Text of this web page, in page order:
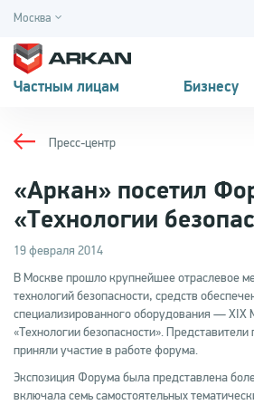
Москва
Частным лицам Бизнесу
Пресс-центр
«Аркан» посетил
«Технологии
19 февраля 2014
В Москве прошло крупнейшее отраслевое
технологий безопасности, средств
специализированного оборудования —
«Технологии безопасности».
приняли участие в работе форума.
Экспозиция Форума была представлена
включала семь самостоятельных